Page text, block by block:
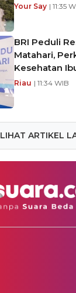
Your Say | 11:35
BRI Peduli
Matahari,
Kesehatan
Riau | 11:34 WIB
LIHAT ARTIKEL